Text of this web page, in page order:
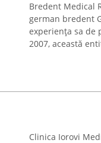
Bredent Medical
german bredent
experiența sa de
2007, această
Clinica Iorovi